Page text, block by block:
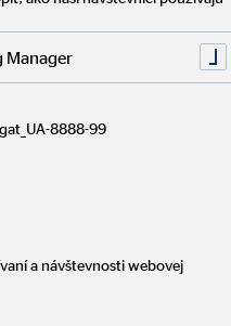
nemusíte
práve osobnosti, na
Manager
8888-99
a návštevnosti webovej